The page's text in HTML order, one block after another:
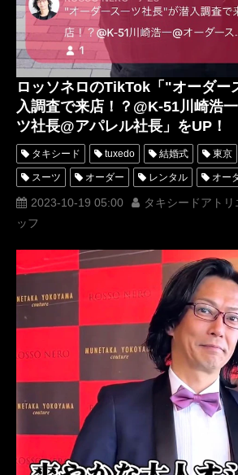
ロッソネロのTikTok「"オーダー
入調査で来店！？@K-51川崎浩
ツ社長@アパレル社長」をUP！
タキシード tuxedo 結婚式 東京
スーツ オーダー レンタル オー
レンタルタキシード ロッソネロ 蝶
横山宗生
オーダータキシード東京 オーダータキシ
新郎衣装 レンタルタキシード東京
レンタルタキシード名古屋 横浜
タキシードレン
TikTok
レンタルタキシ
MUMNETAKAYOKOYAMA 疑問 解決
オーダースーツ社長 川崎浩一 潜入調
2023-10-19 05:00
タキシードアト
ッフ